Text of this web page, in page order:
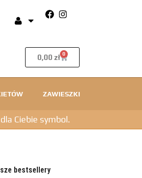
0,00 zł 0
ZAWIESZKI
Ciebie symbol.
bestsellery